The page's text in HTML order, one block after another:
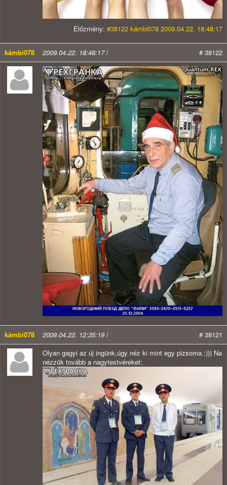
Előzmény: #38122 kámbi078 2009.04.22. 18:48:17
kámbi078 2009.04.22. 18:48:17/ # 38122
kámbi078 2009.04.22. 12:35:19 /
# 38121
Olyan gagyi az új ingünk,úgy néz ki mint egy pizsoma.:))) Na
nézzük tovább a nagytestvéreket: